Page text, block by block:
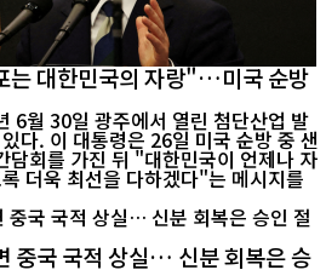
는 대한민국의 자랑"…미국 순방
다. 이 대통령은 26일 미국 순방 중 샌
담회를 가진 뒤 "대한민국이 언제나 자
더욱 최선을 다하겠다"는 메시지를
중국 국적 상실… 신분 회복은 승